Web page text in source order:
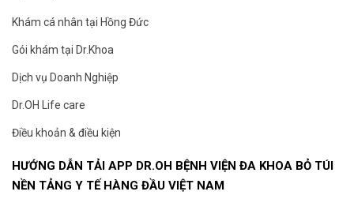
Khám cá nhân tại Hồng Đức
Gói khám tại Dr.Khoa
Dịch vụ Doanh Nghiệp
Dr.OH Life care
Điều khoản & điều kiện
HƯỚNG DẪN TẢI APP DR.OH BỆNH VIỆN ĐA KHOA BỎ TÚI
NỀN TẢNG Y TẾ HÀNG ĐẦU VIỆT NAM